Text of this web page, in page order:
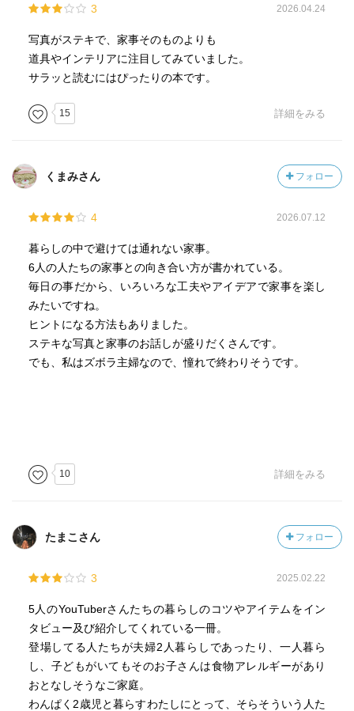
3 2026.04.24
写真がステキで、家事そのものよりも
道具やインテリアに注目してみていました。
サラッと読むにはぴったりの本です。
15 詳細をみる
くまみさん フォロー
4 2026.07.12
暮らしの中で避けては通れない家事。
6人の人たちの家事との向き合い方が書かれている。
毎日の事だから、いろいろな工夫やアイデアで家事を楽し
みたいですね。
ヒントになる方法もありました。
ステキな写真と家事のお話しが盛りだくさんです。
でも、私はズボラ主婦なので、憧れで終わりそうです。
10 詳細をみる
たまこさん フォロー
3 2025.02.22
5人のYouTuberさんたちの暮らしのコツやアイテムをイン
タビュー及び紹介してくれている一冊。
登場してる人たちが夫婦2人暮らしであったり、一人暮ら
し、子どもがいてもそのお子さんは食物アレルギーがあり
おとなしそうなご家庭。
わんぱく2歳児と暮らすわたしにとって、そらそういう人た